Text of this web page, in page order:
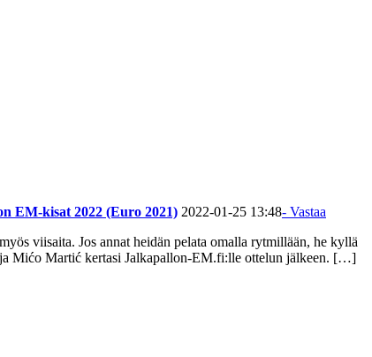
EM-kisat 2022 (Euro 2021) 2022-01-25 13:48- Vastaa
viisaita. Jos annat heidän pelata omalla rytmillään, he kyllä
Mićo Martić kertasi Jalkapallon-EM.fi:lle ottelun jälkeen. […]